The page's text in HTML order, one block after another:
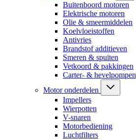
Buitenboord motoren
Elektrische motoren
Olie & smeermiddelen
Koelvloeistoffen
Antivries
Brandstof additieven
Smeren & spuiten
Vetkoord & pakkingen
Carter- & hevelpompen
Motor onderdelen
Impellers
Wierpotten
V-snaren
Motorbediening
Luchtfilters